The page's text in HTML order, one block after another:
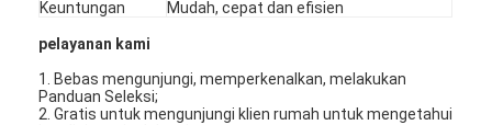
Keuntungan
Mudah, cepat dan efisien
pelayanan kami
1. Bebas mengunjungi, memperkenalkan, melakukan
Panduan Seleksi;
2. Gratis untuk mengunjungi klien rumah untuk mengetahui